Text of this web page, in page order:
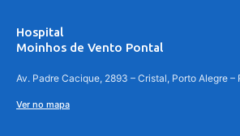
Hospital
Moinhos de Vento Pontal
Av. Padre Cacique, 2893 – Cristal, Porto Alegre
Ver no mapa